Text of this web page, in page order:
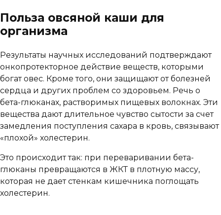
Польза овсяной каши для
организма
Результаты научных исследований подтверждают
онкопротекторное действие веществ, которыми
богат овес. Кроме того, они защищают от болезней
сердца и других проблем со здоровьем. Речь о
бета-глюканах, растворимых пищевых волокнах. Эти
вещества дают длительное чувство сытости за счет
замедления поступления сахара в кровь, связывают
«плохой» холестерин.
Это происходит так: при переваривании бета-
глюканы превращаются в ЖКТ в плотную массу,
которая не дает стенкам кишечника поглощать
холестерин.